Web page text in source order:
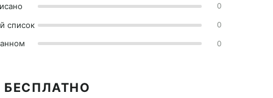
0
список 0
0